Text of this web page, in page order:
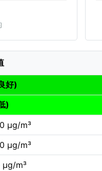
好)
)
µg/m³
µg/m³
µg/m³